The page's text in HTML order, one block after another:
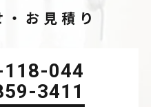
お見積り
044
3411